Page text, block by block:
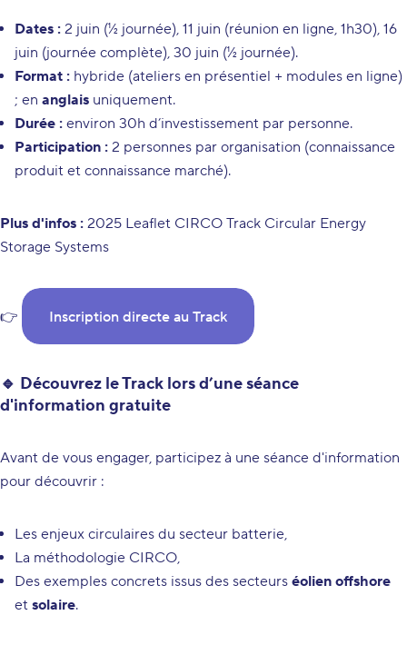
Dates : 2 juin (½ journée), 11 juin (réunion en ligne, 1h30), 16
juin (journée complète), 30 juin (½ journée).
Format : hybride (ateliers en présentiel + modules en ligne)
; en anglais uniquement.
Durée : environ 30h d’investissement par personne.
Participation : 2 personnes par organisation (connaissance
produit et connaissance marché).
Plus d'infos : 2025 Leaflet CIRCO Track Circular Energy
Storage Systems
👉 Inscription directe au Track
🔹 Découvrez le Track lors d’une séance
d'information gratuite
Avant de vous engager, participez à une séance d'information
pour découvrir :
Les enjeux circulaires du secteur batterie,
La méthodologie CIRCO,
Des exemples concrets issus des secteurs éolien offshore
et solaire.